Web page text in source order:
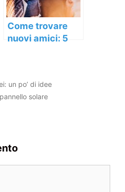
Come trovare
nuovi amici: 5
un po’ di idee
solare